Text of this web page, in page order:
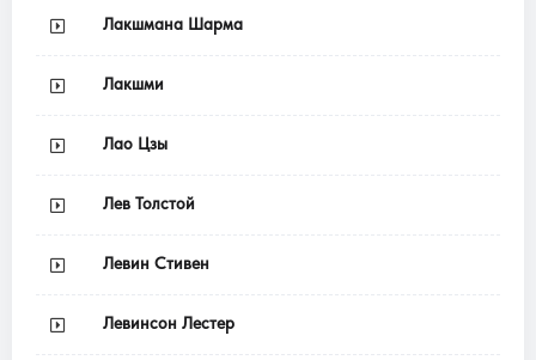
Лакшмана Шарма
Лакшми
Лао Цзы
Лев Толстой
Левин Стивен
Левинсон Лестер